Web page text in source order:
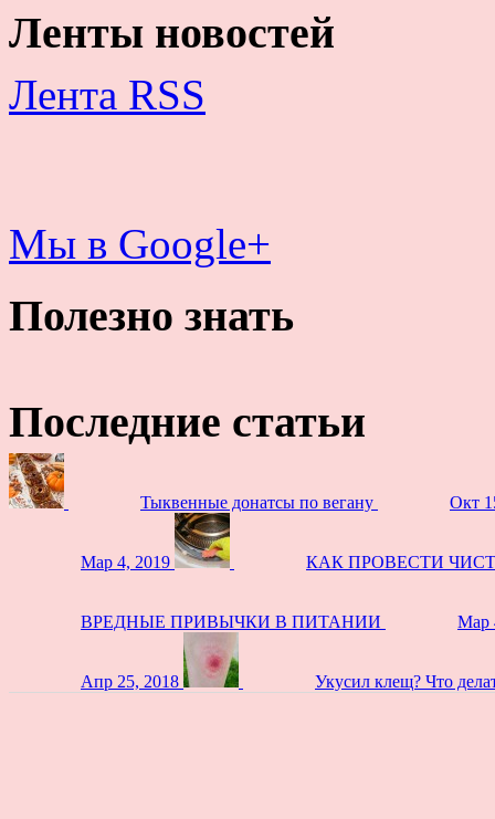
Ленты новостей
Лента RSS
Мы в Google+
Полезно знать
Последние статьи
Тыквенные донатсы по вегану Окт
Мар 4, 2019 КАК ПРОВЕСТИ
ВРЕДНЫЕ ПРИВЫЧКИ В ПИТАНИИ Мар
Апр 25, 2018 Укусил клещ? Что